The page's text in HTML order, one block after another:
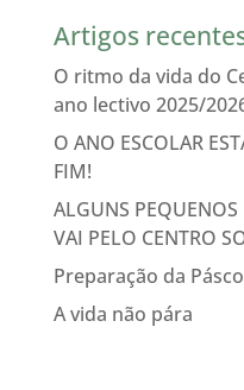
Artigos
O ritmo da vida do
ano lectivo 2025/
O ANO ESCOLAR
FIM!
ALGUNS
VAI PELO CENTRO
Preparação da
A vida não pára